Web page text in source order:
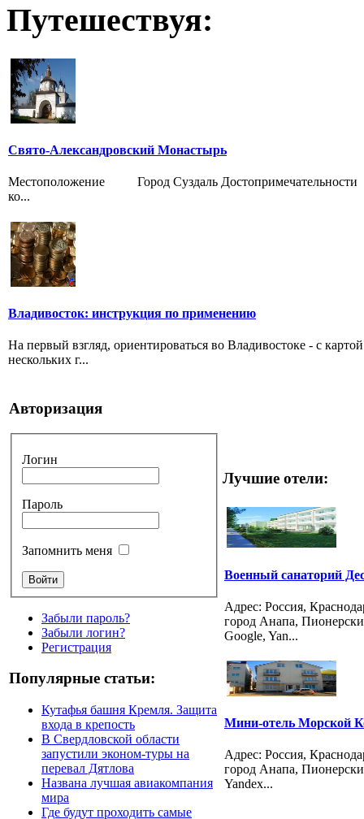
Путешествуя:
Свято-Александровский Монастырь
Местоположение Город Суздаль
ко...
Владивосток: инструкция по применению
На первый взгляд, ориентироваться во Владивостоке - с
нескольких г...
Авторизация
Логин
Пароль
Запомнить меня
Забыли пароль?
Забыли логин?
Регистрация
Популярные статьи:
Кутафья башня Кремля. Защита
входа в крепость
В Свердловской области
запустили эконом-туры на
перевал Дятлова
Названа лучшая авиакомпания
мира
Где будут проходить самые
Лучшие отели:
Военный санаторий
Адрес: Россия,
город Анапа,
Google, Yan...
Мини-отель Морской
Адрес: Россия,
город Анапа,
Yandex...